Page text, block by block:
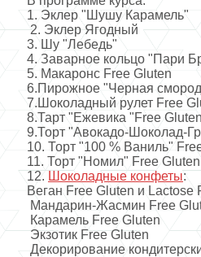
1. Эклер "Шушу Карамель"
2. Эклер Ягодный
3. Шу "Лебедь"
4. Заварное кольцо "Пари
5. Макаронс Free Gluten
6.Пирожное "Черная
7.Шоколадный рулет Free
8.Тарт "Ежевика "Free Gluten
9.Торт "Авокадо-Шоколад-
10. Торт "100 % Ваниль"
11. Торт "Номил" Free Gluten
12. Шоколадные конфеты:
Веган Free Gluten и Lactose
Мандарин-Жасмин Free
Карамель Free Gluten
Экзотик Free Gluten
Декорирование